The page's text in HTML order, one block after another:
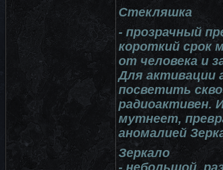
Стекляшка
- прозрачный
короткий срок
от человека и
Для активации
посветить
радиоактивен.
мутнеет,
аномалией
Зеркало
- небольшой,